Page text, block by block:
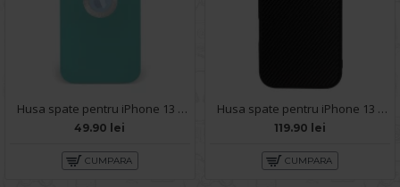
Husa spate pentru iPhone 13 Pro - Circle Case Turcoaz & Alb
49.90 lei
CUMPARA
Husa spate pentru iPhone 13 Pro Motor X Case - Negru
119.90 lei
CUMPARA